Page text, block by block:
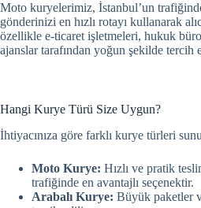
Moto kuryelerimiz, İstanbul’un
gönderinizi en hızlı rotayı kullanarak
özellikle e-ticaret işletmeleri, hukuk
ajanslar tarafından yoğun şekilde tercih
Hangi Kurye Türü Size Uygun?
İhtiyacınıza göre farklı kurye türleri
Moto Kurye: Hızlı ve pratik
trafiğinde en avantajlı seçenektir.
Arabalı Kurye: Büyük paketler